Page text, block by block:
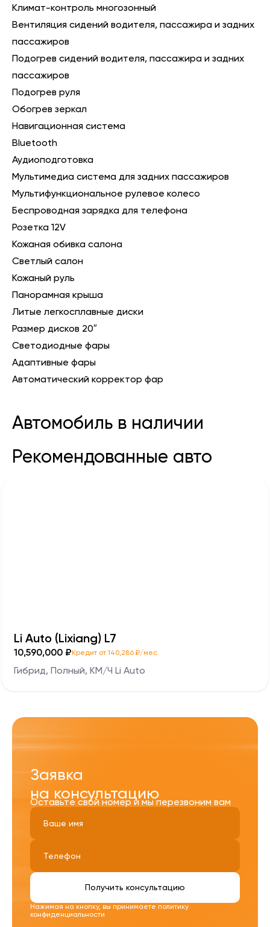
Климат-контроль многозонный
Вентиляция сидений водителя, пассажира и задних
пассажиров
Подогрев сидений водителя, пассажира и задних
пассажиров
Подогрев руля
Обогрев зеркал
Навигационная система
Bluetooth
Аудиоподготовка
Мультимедиа система для задних пассажиров
Мультифункциональное рулевое колесо
Беспроводная зарядка для телефона
Розетка 12V
Кожаная обивка салона
Светлый салон
Кожаный руль
Панорамная крыша
Литые легкосплавные диски
Размер дисков 20″
Светодиодные фары
Адаптивные фары
Автоматический корректор фар
Автомобиль в наличии
Рекомендованные авто
Li Auto (Lixiang) L7
10,590,000 ₽Кредит от 140,286 ₽/мес.
Гибрид, Полный, KM/Ч Li Auto
Заявка
на консультацию
Оставьте свой номер и мы перезвоним вам
Нажимая на кнопку, вы принимаете политику
конфиденциальности
Получить консультацию